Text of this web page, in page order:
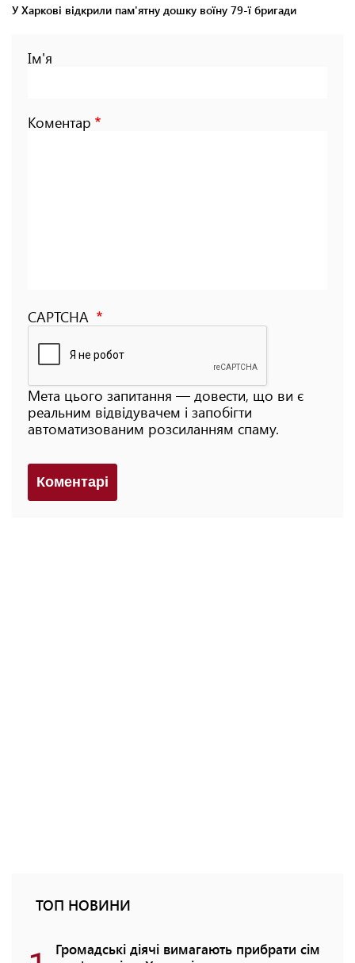
У Харкові відкрили пам'ятну дошку воїну 79-ї бригади
Ім'я
Коментар
CAPTCHA
Мета цього запитання — довести, що ви є
реальним відвідувачем і запобігти
автоматизованим розсиланням спаму.
Коментарi
ТОП НОВИНИ
Громадські діячі вимагають прибрати сім